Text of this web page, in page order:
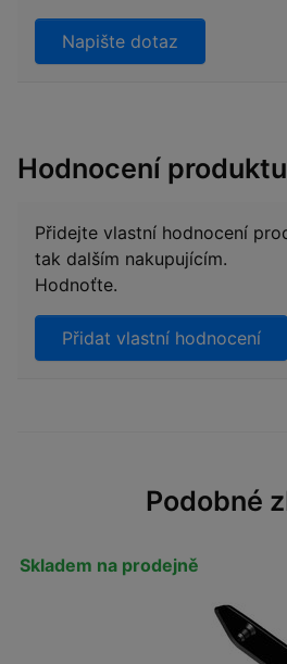
Napište dotaz
Hodnocení produktu
Přidejte vlastní hodnocení
tak dalším nakupujícím.
Hodnoťte.
Přidat vlastní hodnocení
Podobné
Skladem na prodejně